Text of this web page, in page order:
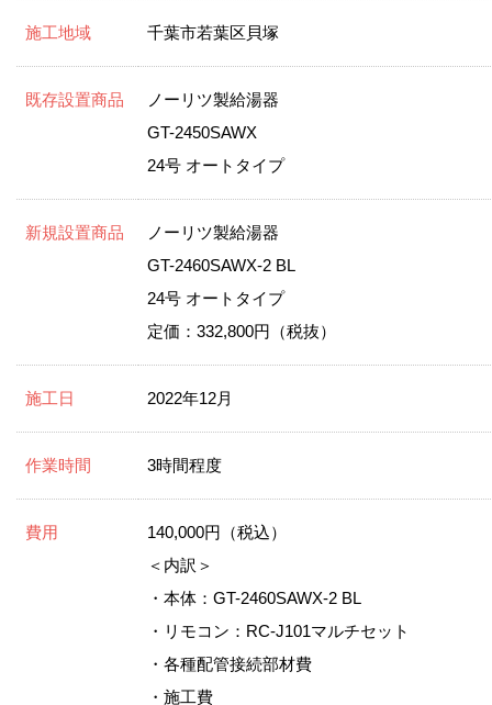
施工地域 千葉市若葉区貝塚
既存設置商品
ノーリツ製給湯器
GT-2450SAWX
24号 オートタイプ
新規設置商品
ノーリツ製給湯器
GT-2460SAWX-2 BL
24号 オートタイプ
定価：332,800円（税抜）
施工日 2022年12月
作業時間 3時間程度
費用
140,000円（税込）
＜内訳＞
・本体：GT-2460SAWX-2 BL
・リモコン：RC-J101マルチセット
・各種配管接続部材費
・施工費